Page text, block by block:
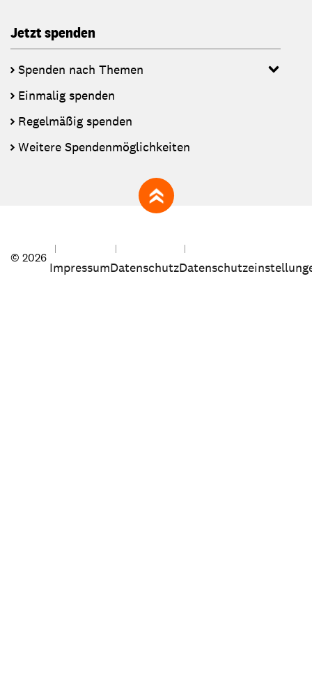
Jetzt spenden
Spenden nach Themen
Einmalig spenden
Regelmäßig spenden
Weitere Spendenmöglichkeiten
zum Seitenanfang
© 2026
ImpressumDatenschutz